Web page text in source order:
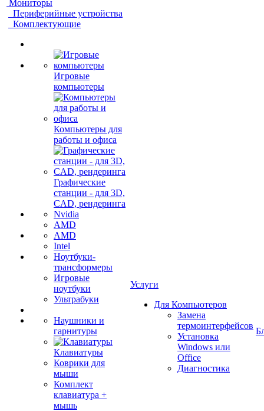
Мониторы
Периферийные устройства
Комплектующие
Игровые
компьютеры
Компьютеры для
работы и офиса
Графические
станции - для 3D,
CAD, рендеринга
Nvidia
AMD
AMD
Intel
Ноутбуки-
трансформеры
Игровые
ноутбуки
Ультрабуки
Наушники и
гарнитуры
Клавиатуры
Коврики для
мыши
Комплект
клавиатура +
мышь
Услуги
Для Компьютеров
Замена
термоинтерфейсов
Установка
Windows или
Office
Диагностика